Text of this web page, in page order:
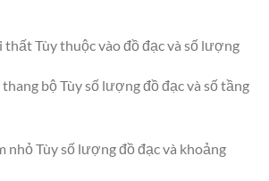
thất Tùy thuộc vào đồ đạc và số lượng
bộ Tùy số lượng đồ đạc và số tầng
nhỏ Tùy số lượng đồ đạc và khoảng